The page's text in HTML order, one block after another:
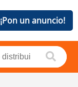
¡Pon un anuncio!